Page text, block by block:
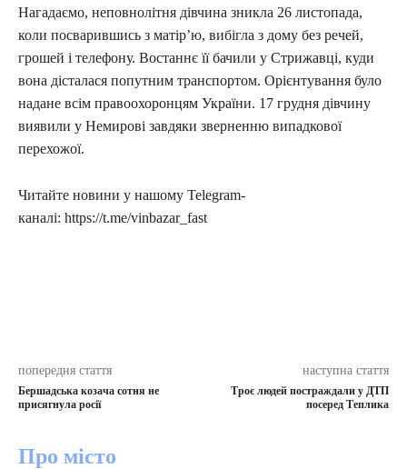
Нагадаємо, неповнолітня дівчина зникла 26 листопада,
коли посварившись з матір’ю, вибігла з дому без речей,
грошей і телефону. Востаннє її бачили у Стрижавці, куди
вона дісталася попутним транспортом. Орієнтування було
надане всім правоохоронцям України. 17 грудня дівчину
виявили у Немирові завдяки зверненню випадкової
перехожої.
Читайте новини у нашому Telegram-
каналі: https://t.me/vinbazar_fast
попередня стаття
Бершадська козача сотня не
присягнула росії
наступна стаття
Троє людей постраждали у ДТП
посеред Теплика
Про місто